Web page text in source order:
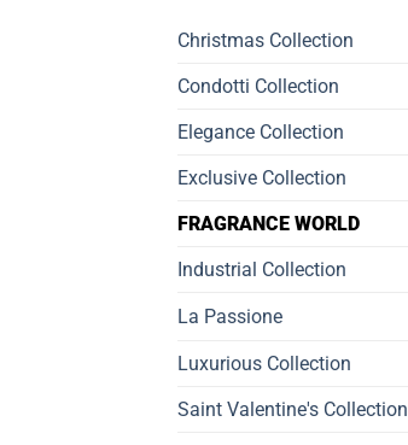
Christmas Collection
Condotti Collection
Elegance Collection
Exclusive Collection
FRAGRANCE WORLD
Industrial Collection
La Passione
Luxurious Collection
Saint Valentine's Collection